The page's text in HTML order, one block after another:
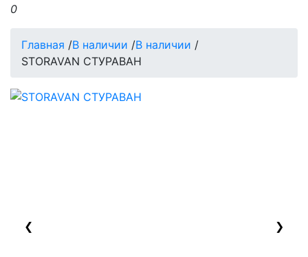
0
Главная /В наличии /В наличии /
STORAVAN СТУРАВАН
❮ ❯